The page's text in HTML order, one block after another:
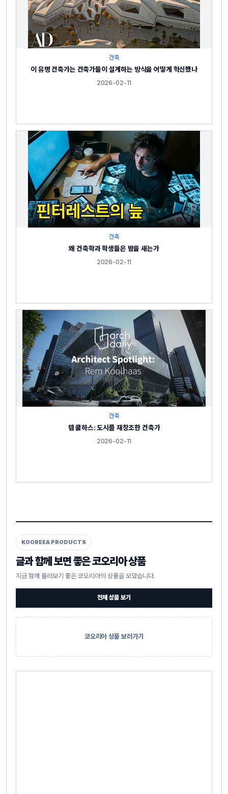
건축
이 유명 건축가는 건축가들이 설계하는 방식을 어떻게 혁신했나
2026-02-11
건축
왜 건축학과 학생들은 밤을 새는가
2026-02-11
건축
렘 쿨하스: 도시를 재창조한 건축가
2026-02-11
KOOREEA PRODUCTS
글과 함께 보면 좋은 코오리아 상품
지금 함께 둘러보기 좋은 코오리아의 상품을 모았습니다.
전체 상품 보기
코오리아 상품 보러가기